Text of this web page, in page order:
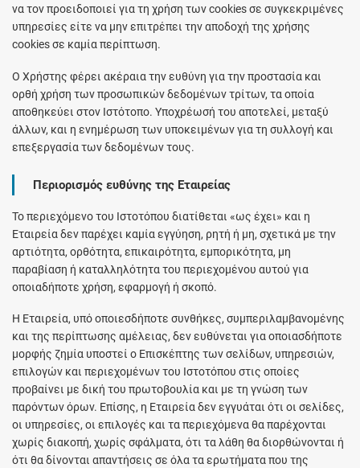
να τον προειδοποιεί για τη χρήση των cookies σε συγκεκριμένες
υπηρεσίες είτε να μην επιτρέπει την αποδοχή της χρήσης
cookies σε καμία περίπτωση.
Ο Χρήστης φέρει ακέραια την ευθύνη για την προστασία και
ορθή χρήση των προσωπικών δεδομένων τρίτων, τα οποία
αποθηκεύει στον Ιστότοπο. Υποχρέωσή του αποτελεί, μεταξύ
άλλων, και η ενημέρωση των υποκειμένων για τη συλλογή και
επεξεργασία των δεδομένων τους.
Περιορισμός ευθύνης της Εταιρείας
Το περιεχόμενο του Ιστοτόπου διατίθεται «ως έχει» και η
Εταιρεία δεν παρέχει καμία εγγύηση, ρητή ή μη, σχετικά με την
αρτιότητα, ορθότητα, επικαιρότητα, εμπορικότητα, μη
παραβίαση ή καταλληλότητα του περιεχομένου αυτού για
οποιαδήποτε χρήση, εφαρμογή ή σκοπό.
Η Εταιρεία, υπό οποιεσδήποτε συνθήκες, συμπεριλαμβανομένης
και της περίπτωσης αμέλειας, δεν ευθύνεται για οποιασδήποτε
μορφής ζημία υποστεί ο Επισκέπτης των σελίδων, υπηρεσιών,
επιλογών και περιεχομένων του Ιστοτόπου στις οποίες
προβαίνει με δική του πρωτοβουλία και με τη γνώση των
παρόντων όρων. Επίσης, η Εταιρεία δεν εγγυάται ότι οι σελίδες,
οι υπηρεσίες, οι επιλογές και τα περιεχόμενα θα παρέχονται
χωρίς διακοπή, χωρίς σφάλματα, ότι τα λάθη θα διορθώνονται ή
ότι θα δίνονται απαντήσεις σε όλα τα ερωτήματα που της